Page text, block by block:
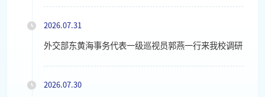
2026.07.31
外交部东黄海事务代表一级巡视员郭燕一行来我校调研
2026.07.30